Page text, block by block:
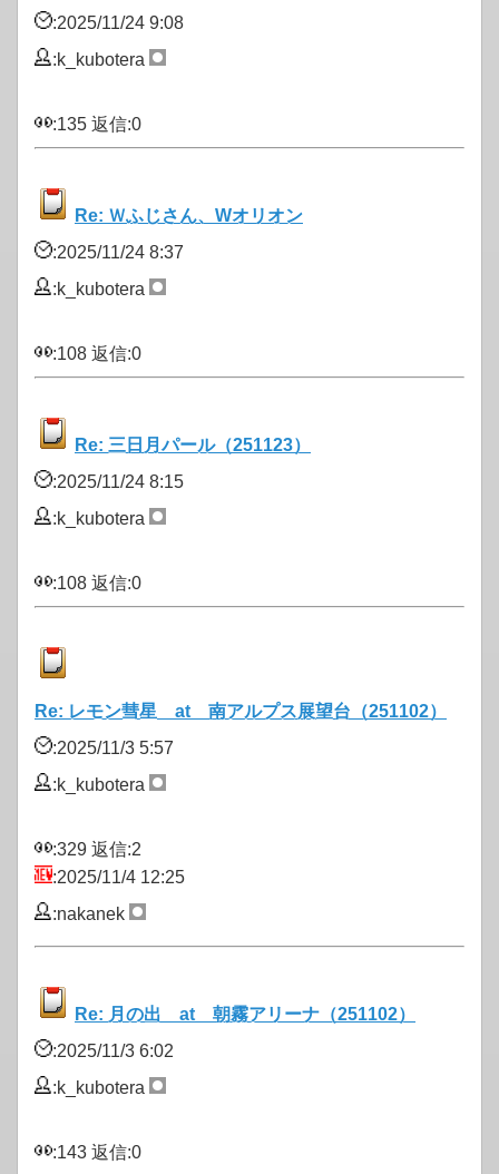
:2025/11/24 9:08
:k_kubotera
:135 返信:0
Re: Ｗふじさん、Wオリオン
:2025/11/24 8:37
:k_kubotera
:108 返信:0
Re: 三日月パール（251123）
:2025/11/24 8:15
:k_kubotera
:108 返信:0
Re: レモン彗星 at 南アルプス展望台（251102）
:2025/11/3 5:57
:k_kubotera
:329 返信:2
:2025/11/4 12:25
:nakanek
Re: 月の出 at 朝霧アリーナ（251102）
:2025/11/3 6:02
:k_kubotera
:143 返信:0